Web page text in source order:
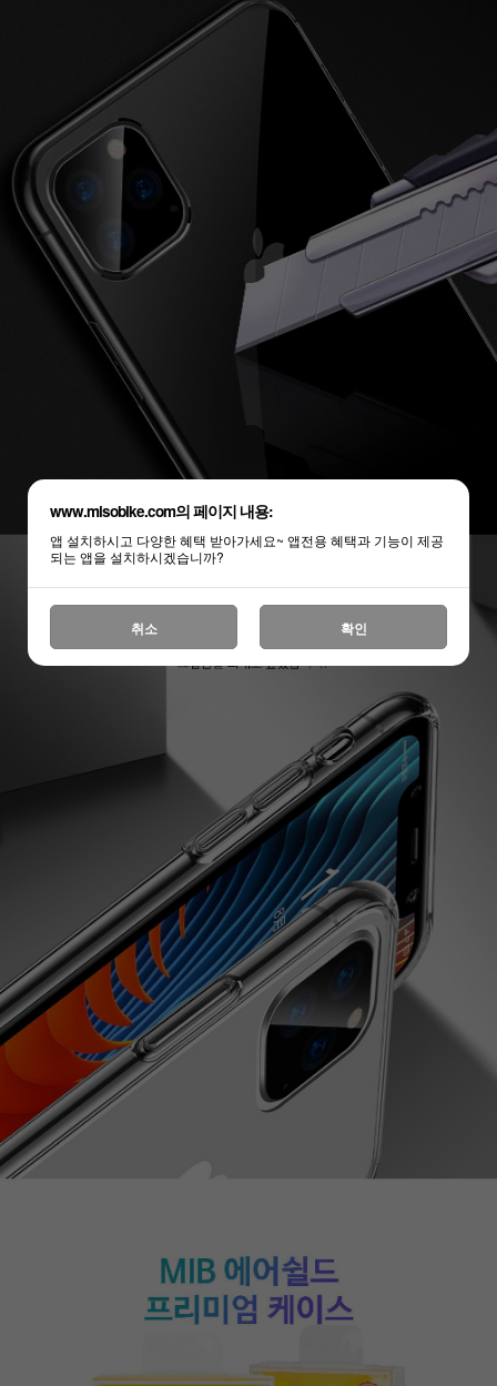
www.misobike.com의 페이지 내용:
앱 설치하시고 다양한 혜택 받아가세요~ 앱전용 혜택과 기능이 제공
되는 앱을 설치하시겠습니까?
취소 확인